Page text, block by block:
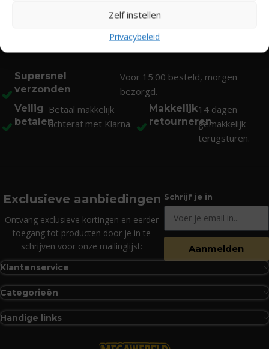
Zelf instellen
Privacybeleid
Supersnel
verzonden
Voor 15:00 besteld, morgen
bezorgd.
Veilig
betalen
Betaal makkelijk
achteraf met Klarna.
Makkelijk
retourneren
14 dagen
gemakkelijk
terugsturen.
Exclusieve aanbiedingen
Ontvang exclusieve kortingen en eerder
toegang tot producten door je in te
schrijven voor onze mailinglijst:
Schrijf je in
Aanmelden
Klantenservice
Categorieën
Handige links